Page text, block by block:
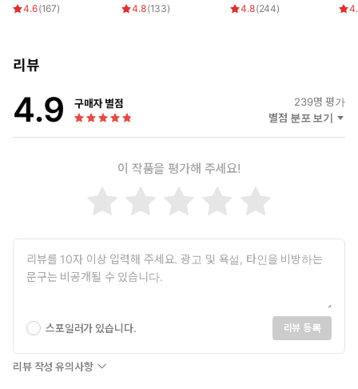
4.6(167) 4.8(133) 4.8(244)
리뷰
4.9 구매자 별점 239명 평가
별점 분포 보기
이 작품을 평가해 주세요!
스포일러가 있습니다. 리뷰 등록
리뷰 작성 유의사항